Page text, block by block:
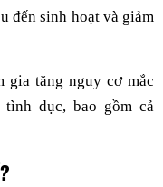
đến sinh hoạt và giảm
gia tăng nguy cơ mắc
tình dục, bao gồm cả